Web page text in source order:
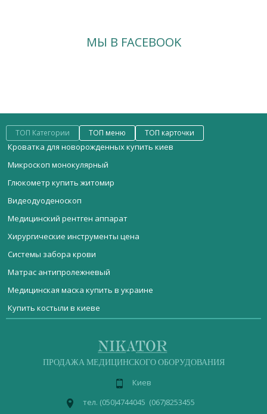
МЫ В FACEBOOK
ТОП Категории ТОП меню ТОП карточки
Кроватка для новорожденных купить киев
Микроскоп монокулярный
Глюкометр купить житомир
Видеодуоденоскоп
Медицинский рентген аппарат
Хирургические инструменты цена
Системы забора крови
Матрас антипролежневый
Медицинская маска купить в украине
Купить костыли в киеве
Купить стетоскоп в киеве
Шприцы цены
Измеритель артериального давления купить
Реанимационное оборудование
ДИАГНОСТИЧЕСКОЕ ОБОРУДОВАНИЕ
Лабораторное оборудование
Физиотерапевтическое оборудование
пеленальный стол
шкаф
медицинский
Монитор пациента ВМ1000С
Стетофонендоскоп LD Cardio
Хирургический светильник ART-II 700/700
Фотополимерная лампа LUX Е
ПРОДАЖА МЕДИЦИНСКОГО ОБОРУДОВАНИЯ
Киев
тел. (050)4744045 (067)8253455